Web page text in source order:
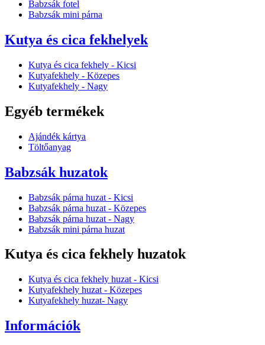
Babzsák fotel
Babzsák mini párna
Kutya és cica fekhelyek
Kutya és cica fekhely - Kicsi
Kutyafekhely - Közepes
Kutyafekhely - Nagy
Egyéb termékek
Ajándék kártya
Töltőanyag
Babzsák huzatok
Babzsák párna huzat - Kicsi
Babzsák párna huzat - Közepes
Babzsák párna huzat - Nagy
Babzsák mini párna huzat
Kutya és cica fekhely huzatok
Kutya és cica fekhely huzat - Kicsi
Kutyafekhely huzat - Közepes
Kutyafekhely huzat- Nagy
Információk